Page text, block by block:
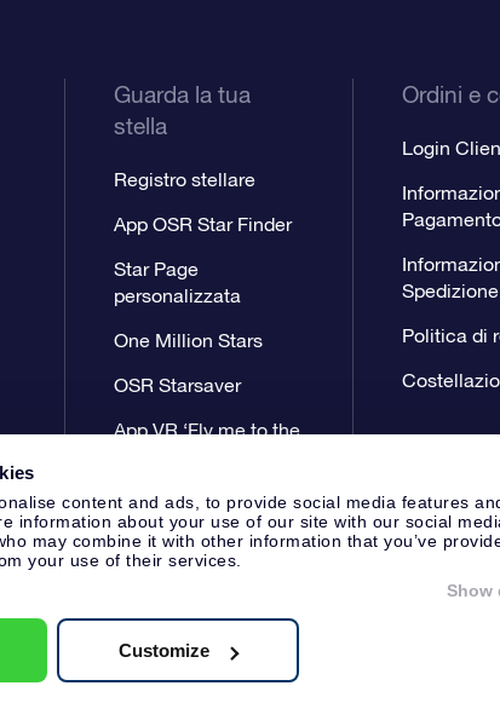
content and ads, to provide social media features
information about your use of our site with our social
may combine it with other information that you’ve
your use of their services.
Show
Customize
Guarda la tua
stella
Registro stellare
App OSR Star Finder
Star Page
personalizzata
One Million Stars
OSR Starsaver
App VR ‘Fly me to the
Ordini e
Login
Spedizione
Politica di
8538.62.722B01
Pagina Stampa